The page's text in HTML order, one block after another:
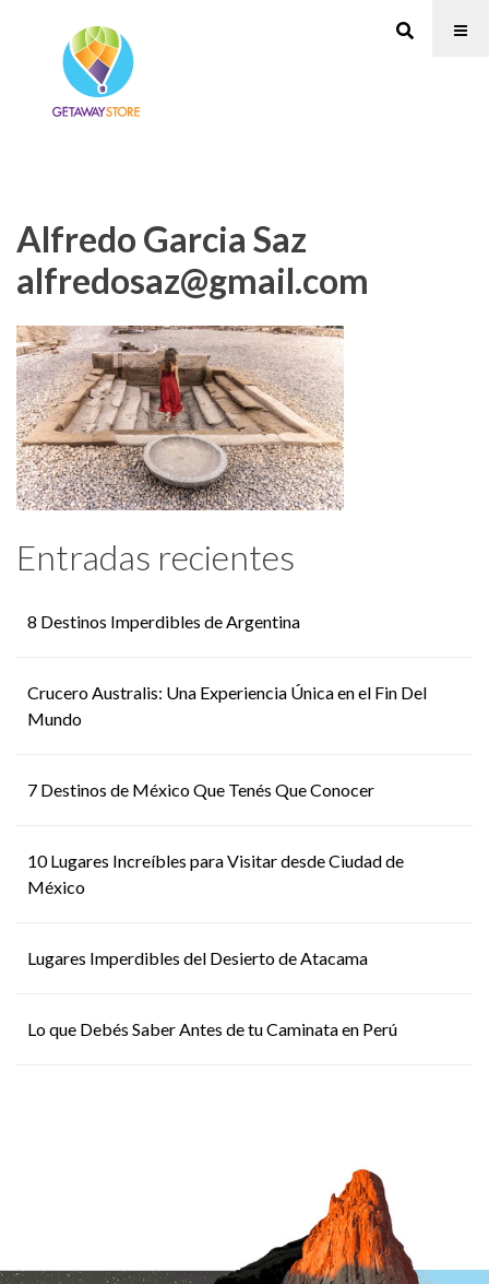
Alfredo Garcia Saz
alfredosaz@gmail.com
Entradas recientes
8 Destinos Imperdibles de Argentina
Crucero Australis: Una Experiencia Única en el Fin Del
Mundo
7 Destinos de México Que Tenés Que Conocer
10 Lugares Increíbles para Visitar desde Ciudad de
México
Lugares Imperdibles del Desierto de Atacama
Lo que Debés Saber Antes de tu Caminata en Perú